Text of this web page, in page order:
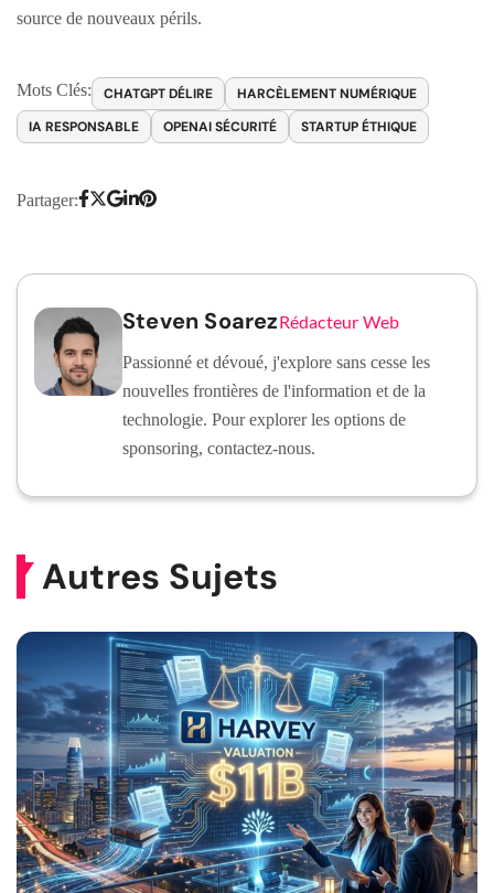
source de nouveaux périls.
Mots Clés: CHATGPT DÉLIRE
HARCÈLEMENT NUMÉRIQUE
IA RESPONSABLE
OPENAI SÉCURITÉ STARTUP ÉTHIQUE
Partager:
Steven SoarezRédacteur Web
Passionné et dévoué, j'explore sans cesse les
nouvelles frontières de l'information et de la
technologie. Pour explorer les options de
sponsoring, contactez-nous.
Autres Sujets